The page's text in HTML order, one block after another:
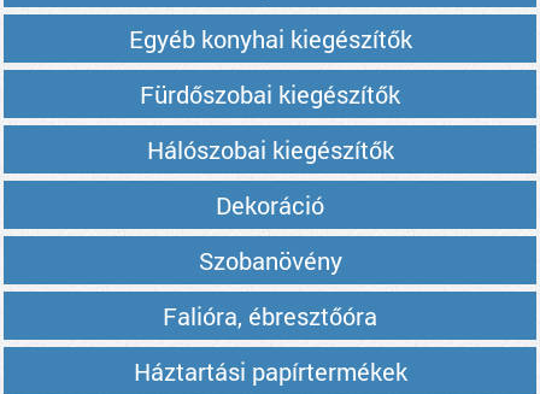
Egyéb konyhai kiegészítők
Fürdőszobai kiegészítők
Hálószobai kiegészítők
Dekoráció
Szobanövény
Falióra, ébresztőóra
Háztartási papírtermékek